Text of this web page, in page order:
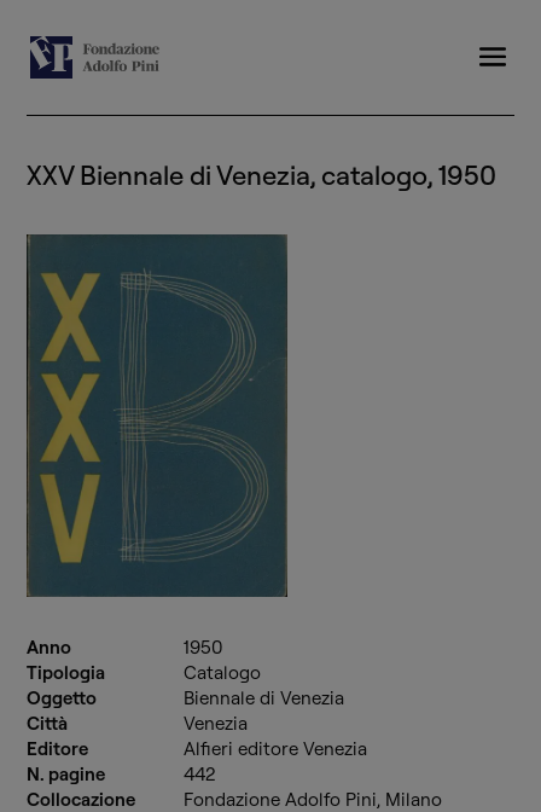
XXV Biennale di Venezia, catalogo, 1950
Anno
1950
Tipologia
Catalogo
Oggetto
Biennale di Venezia
Città
Venezia
Editore
Alfieri editore Venezia
N. pagine
442
Collocazione
Fondazione Adolfo Pini, Milano